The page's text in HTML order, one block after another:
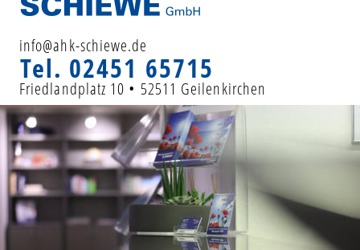
Tel.
info@ahk-schiewe.de
Friedlandplatz 10 • 52511 Geilenkirchen
02451 65715